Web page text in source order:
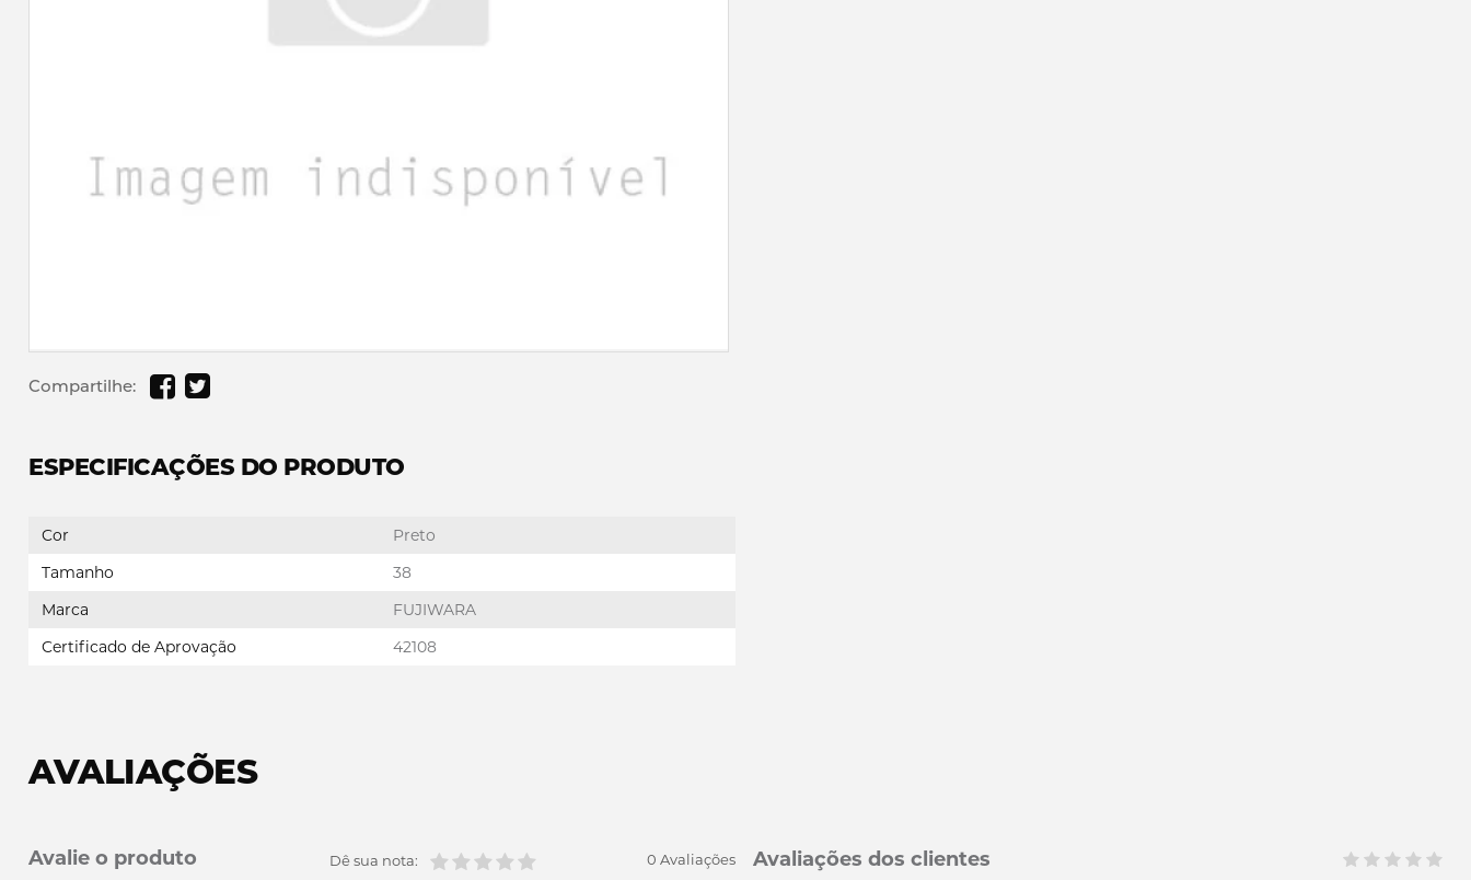
Compartilhe:
ESPECIFICAÇÕES DO PRODUTO
Cor
Preto
Tamanho
38
Marca
FUJIWARA
Certificado de Aprovação
42108
AVALIAÇÕES
Avalie o produto 0 Avaliações
Dê sua nota: Avaliações dos clientes